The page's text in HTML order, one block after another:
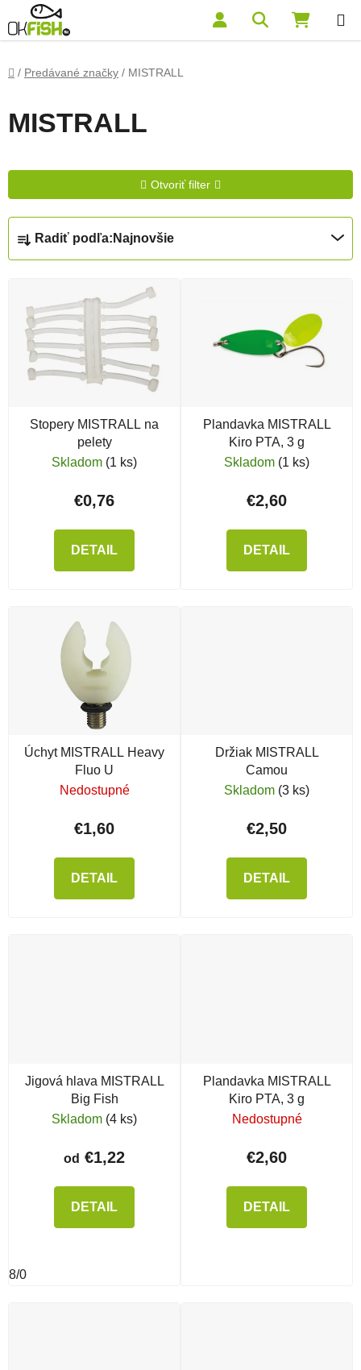
Prejsť na obsah Hľadať
Domov
/ Predávané značky / MISTRALL
MISTRALL
Otvoriť filter
Radenie produktov
Radiť podľa: Najnovšie
Výpis produktov
Stopery MISTRALL na
pelety
Skladom (1 ks)
€0,76
DETAIL
Plandavka MISTRALL
Kiro PTA, 3 g
Skladom (1 ks)
€2,60
DETAIL
Úchyt MISTRALL Heavy
Fluo U
Nedostupné
€1,60
DETAIL
Držiak MISTRALL
Camou
Skladom (3 ks)
€2,50
DETAIL
Jigová hlava MISTRALL
Big Fish
Skladom (4 ks)
od €1,22
DETAIL
8/0
Plandavka MISTRALL
Kiro PTA, 3 g
Nedostupné
€2,60
DETAIL